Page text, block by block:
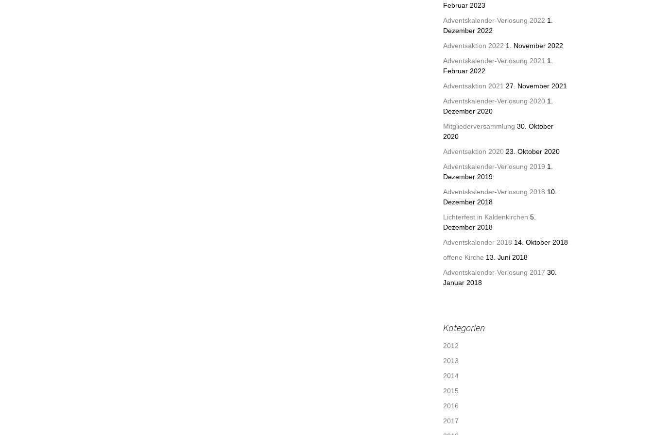
Februar 2023
Adventskalender-Verlosung 2022 1.
Dezember 2022
Adventsaktion 2022 1. November 2022
Adventskalender-Verlosung 2021 1.
Februar 2022
Adventsaktion 2021 27. November 2021
Adventskalender-Verlosung 2020 1.
Dezember 2020
Mitgliederversammlung 30. Oktober
2020
Adventsaktion 2020 23. Oktober 2020
Adventskalender-Verlosung 2019 1.
Dezember 2019
Adventskalender-Verlosung 2018 10.
Dezember 2018
Lichterfest in Kaldenkirchen 5.
Dezember 2018
Adventskalender 2018 14. Oktober 2018
offene Kirche 13. Juni 2018
Adventskalender-Verlosung 2017 30.
Januar 2018
Kategorien
2012
2013
2014
2015
2016
2017